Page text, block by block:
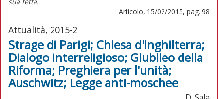
Articolo, 15/02/2015, pag. 98
Attualità, 2015-2
Strage di Parigi; Chiesa d'Inghilterra;
Dialogo interreligioso; Giubileo della
Riforma; Preghiera per l'unità;
Auschwitz; Legge anti-moschee